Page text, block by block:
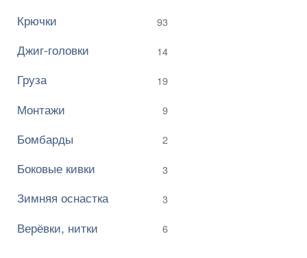
Крючки 93
Джиг-головки 14
Груза 19
Монтажи 9
Бомбарды 2
Боковые кивки 3
Зимняя оснастка 3
Верёвки, нитки 6